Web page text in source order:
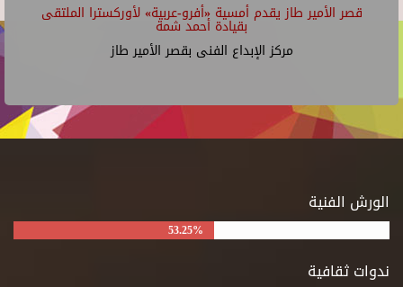
قصر الأمير طاز يقدم أمسية «أفرو-عربية» لأوركسترا الملتقى
بقيادة أحمد شمة
مركز الإبداع الفنى بقصر الأمير طاز
الورش الفنية
53.25%
ندوات ثقافية